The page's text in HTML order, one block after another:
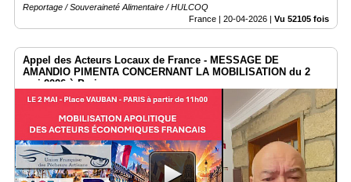
Reportage / Souveraineté Alimentaire / HULCOQ
France | 20-04-2026 | Vu 52105 fois
Appel des Acteurs Locaux de France - MESSAGE DE
AMANDIO PIMENTA CONCERNANT LA MOBILISATION du 2
mai 2026 à Paris.